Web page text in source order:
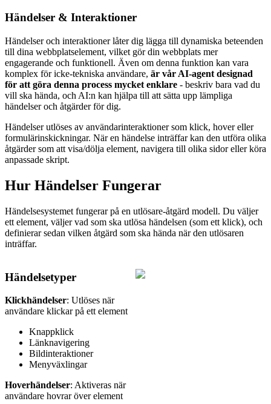
Händelser & Interaktioner
Händelser och interaktioner låter dig lägga till dynamiska beteenden
till dina webbplatselement, vilket gör din webbplats mer
engagerande och funktionell. Även om denna funktion kan vara
komplex för icke-tekniska användare, är vår AI-agent designad
för att göra denna process mycket enklare - beskriv bara vad du
vill ska hända, och AI:n kan hjälpa till att sätta upp lämpliga
händelser och åtgärder för dig.
Händelser utlöses av användarinteraktioner som klick, hover eller
formulärinskickningar. När en händelse inträffar kan den utföra olika
åtgärder som att visa/dölja element, navigera till olika sidor eller köra
anpassade skript.
Hur Händelser Fungerar
Händelsesystemet fungerar på en utlösare-åtgärd modell. Du väljer
ett element, väljer vad som ska utlösa händelsen (som ett klick), och
definierar sedan vilken åtgärd som ska hända när den utlösaren
inträffar.
Händelsetyper
Klickhändelser: Utlöses när
användare klickar på ett element
Knappklick
Länknavigering
Bildinteraktioner
Menyväxlingar
Hoverhändelser: Aktiveras när
användare hovrar över element